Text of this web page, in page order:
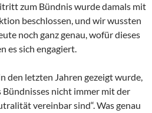
zum Bündnis wurde damals mit
beschlossen, und wir wussten
noch ganz genau, wofür dieses
es sich engagiert.
den letzten Jahren gezeigt wurde,
nicht immer mit der
vereinbar sind“. Was genau